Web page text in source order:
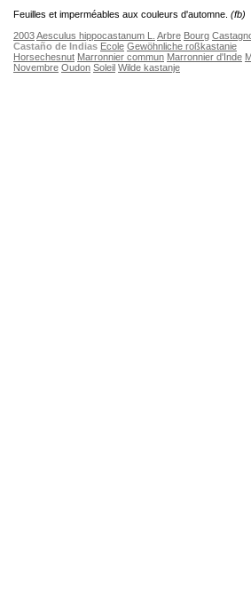
Feuilles et imperméables aux couleurs d'automne. (fb)
2003Aesculus hippocastanum L. Arbre Bourg
Castaño de Indias Ecole Gewöhnliche roßkastanie
Horsechesnut Marronnier commun Marronnier d'Inde
Novembre Oudon Soleil Wilde kastanje